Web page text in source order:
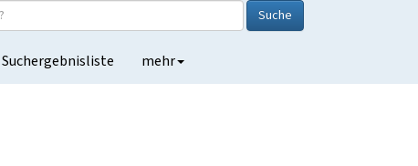
Suche
Suchergebnisliste mehr